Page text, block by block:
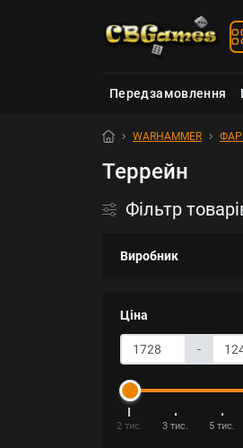
Передзамовлення
WARHAMMER
Террейн
Фільтр
Виробник
Ціна
-
2 тис. 3 тис. 5 тис.